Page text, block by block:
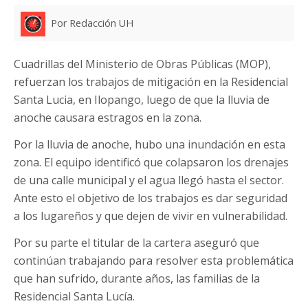
Por Redacción UH
Cuadrillas del Ministerio de Obras Públicas (MOP),
refuerzan los trabajos de mitigación en la Residencial
Santa Lucia, en Ilopango, luego de que la lluvia de
anoche causara estragos en la zona.
Por la lluvia de anoche, hubo una inundación en esta
zona. El equipo identificó que colapsaron los drenajes
de una calle municipal y el agua llegó hasta el sector.
Ante esto el objetivo de los trabajos es dar seguridad
a los lugareños y que dejen de vivir en vulnerabilidad.
Por su parte el titular de la cartera aseguró que
continúan trabajando para resolver esta problemática
que han sufrido, durante años, las familias de la
Residencial Santa Lucía.